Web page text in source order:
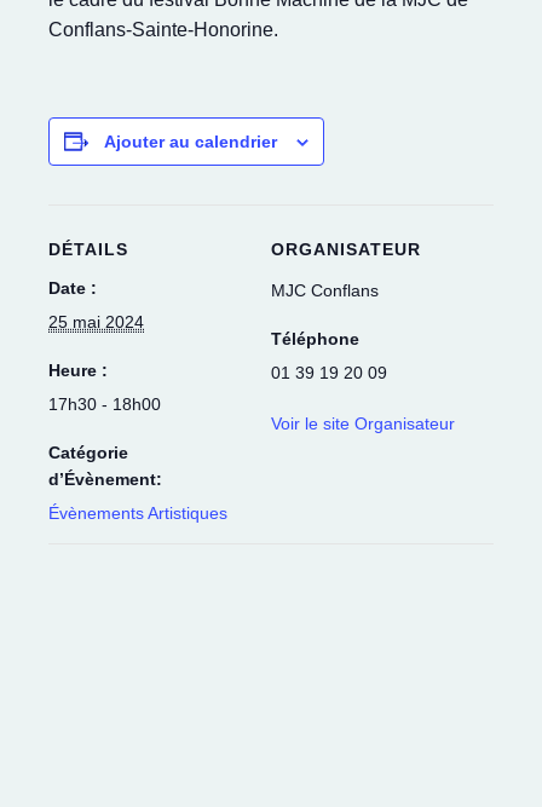
Conflans-Sainte-Honorine.
Ajouter au calendrier
DÉTAILS
Date :
25 mai 2024
Heure :
17h30 - 18h00
Catégorie
d’Évènement:
Évènements Artistiques
ORGANISATEUR
MJC Conflans
Téléphone
01 39 19 20 09
Voir le site Organisateur